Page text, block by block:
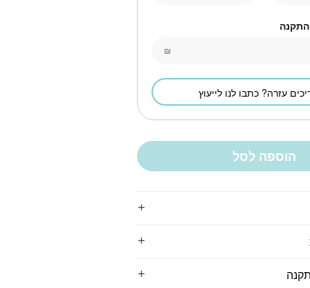
התקנה
₪
עזרה? כתבו לנו לייעוץ
הוספה לסל